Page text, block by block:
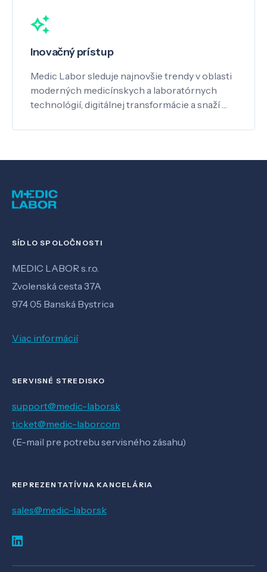
Inovačný prístup
Medic Labor sleduje najnovšie trendy v oblasti
moderných medicínskych a laboratórnych
technológií, digitálnej transformácie a snaží …
SÍDLO SPOLOČNOSTI
MEDIC LABOR s.r.o.
Zvolenská cesta 37A
974 05 Banská Bystrica
Viac informácií
SERVISNÉ STREDISKO
support@medic-labor.sk
ticket@medic-labor.com
(E-mail pre potrebu servisného zásahu)
REPREZENTATÍVNA KANCELÁRIA
sales@medic-labor.sk